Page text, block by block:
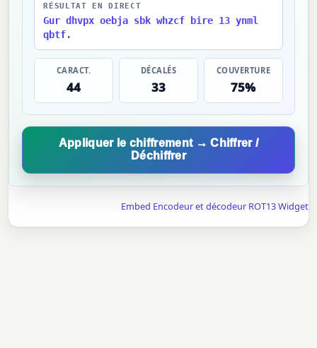
RÉSULTAT EN DIRECT
Gur dhvpx oebja sbk whzcf bire 13 ynml
qbtf.
CARACT.
44
DÉCALÉS
33
COUVERTURE
75%
Appliquer le chiffrement → Chiffrer /
Déchiffrer
Embed Encodeur et décodeur ROT13 Widget